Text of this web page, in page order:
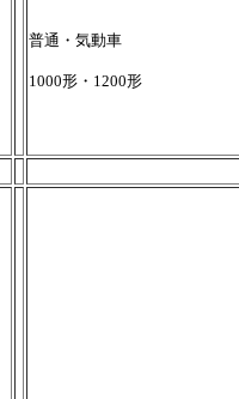
普通・気動車
1000形・1200形